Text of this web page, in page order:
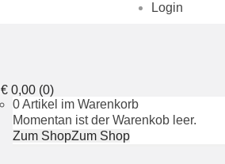
Login
€ 0,00 (0)
0 Artikel im Warenkorb
Momentan ist der Warenkob leer.
Zum ShopZum Shop